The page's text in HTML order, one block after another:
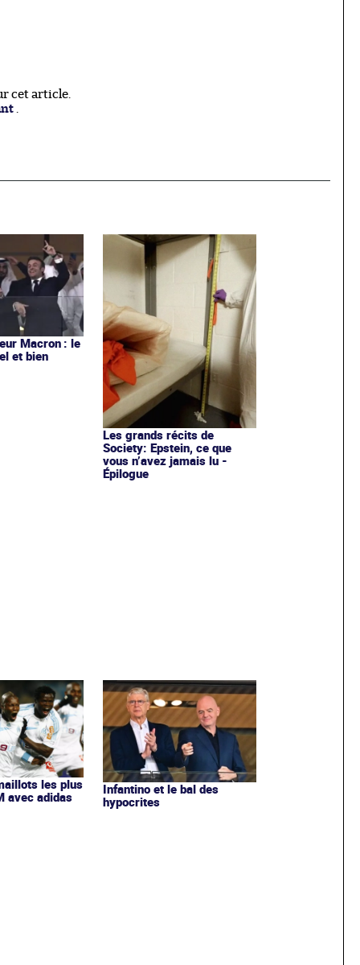
cet article.
Macron : le
et bien
Les grands récits de
Society: Epstein, ce que
vous n’avez jamais lu -
Épilogue
les plus
avec adidas
Infantino et le bal des
hypocrites